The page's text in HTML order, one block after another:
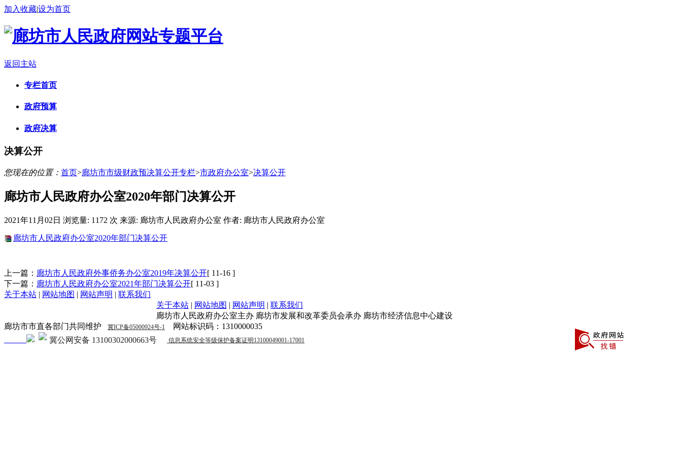
加入收藏|设为首页
返回主站
专栏首页
政府预算
政府决算
决算公开
您现在的位置： 首页>廊坊市市级财政预决算公开专栏>市政府办公室>决算公开
廊坊市人民政府办公室2020年部门决算公开
2021年11月02日 浏览量: 1172 次 来源: 廊坊市人民政府办公室 作者: 廊坊市人民政府办公室
廊坊市人民政府办公室2020年部门决算公开
上一篇： 廊坊市人民政府外事侨务办公室2019年决算公开[ 11-16 ]
下一篇： 廊坊市人民政府办公室2021年部门决算公开[ 11-03 ]
关于本站 | 网站地图 | 网站声明 | 联系我们
关于本站 | 网站地图 | 网站声明 | 联系我们
廊坊市人民政府办公室主办 廊坊市发展和改革委员会承办 廊坊市经济信息中心建设
廊坊市市直各部门共同维护
冀ICP备05000924号-1
网站标识码：1310000035
冀公网安备 13100302000663号
信息系统安全等级保护备案证明13100049001-17001